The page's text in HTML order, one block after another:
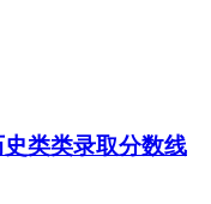
类类录取分数线